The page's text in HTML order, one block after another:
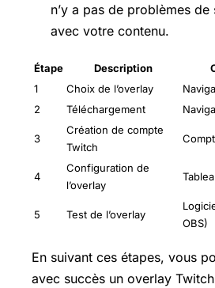
n’y a pas de problèmes
avec votre contenu.
Étape Description
1
Choix de l’overlay
2
Téléchargement
3
Création de compte
Twitch
4
Configuration de
l’overlay
5 Test de l’overlay
OBS)
En suivant ces étapes, vous
avec succès un overlay